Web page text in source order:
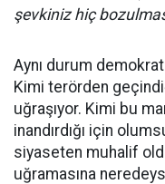
şevkiniz hiç
Aynı durum
Kimi terörden
uğraşıyor. Kimi bu
inandırdığı için
siyaseten muhalif
uğramasına